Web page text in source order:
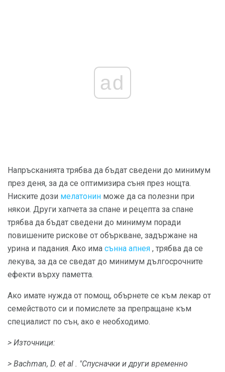
ad
Напръсканията трябва да бъдат сведени до минимум
през деня, за да се оптимизира съня през нощта.
Ниските дози мелатонин може да са полезни при
някои. Други хапчета за спане и рецепта за спане
трябва да бъдат сведени до минимум поради
повишените рискове от объркване, задържане на
урина и падания. Ако има сънна апнея , трябва да се
лекува, за да се сведат до минимум дългосрочните
ефекти върху паметта.
Ако имате нужда от помощ, обърнете се към лекар от
семейството си и помислете за препращане към
специалист по сън, ако е необходимо.
> Източници:
> Bachman, D. et al . "Спусначки и други временно